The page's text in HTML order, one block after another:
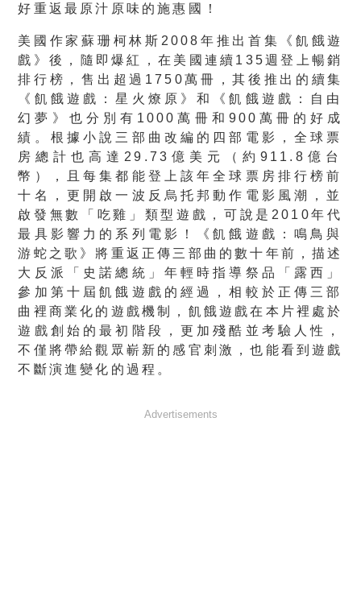
好重返最原汁原味的施惠國！
美國作家蘇珊柯林斯2008年推出首集《飢餓遊
戲》後， 隨即爆紅，在美國連續135週登上暢銷
排行榜，售出超過1750萬冊，其後推出的續集
《飢餓遊戲：星火燎原》和《飢餓遊戲：
自由
幻夢》也分別有1000萬冊和900萬冊的好成
績。 根據小說三部曲改編的四部電影，全球票
房總計也高達29.73億 美元（約911.8億台
幣），
且每集都能登上該年全球票房排行榜前
十名， 更開啟一波反烏托邦動作電影風潮，並
啟發無數「吃雞」類型遊戲，可說是2010年代
最具影響力的系列電影！《飢餓遊戲：鳴鳥與
游蛇之歌》將重返正傳三部曲的數十年前，描述
大反派「
史諾總統」年輕時指導祭品「露西」
參加第十屆飢餓遊戲的經過，相較於正傳三部
曲裡商業化的遊戲機制， 飢餓遊戲在本片裡處於
遊戲創始的最初階段，更加殘酷並考驗人性，
不僅將帶給觀眾嶄新的感官刺激，也能看到遊戲
不斷演進變化的過程。
Advertisements